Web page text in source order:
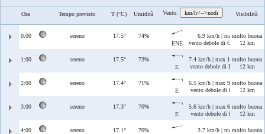
Ora Tempo previsto T (°C) Umidità Vento: km/h<-->nodi Visibilità
0:00 sereno 17.5°
74%
ENE
6.9 km/h | max 12 km/h
vento debole di Grecale/Levante
molto buona
12 km
1:00 sereno 17.5°
73%
E
7.4 km/h | max 12 km/h
vento debole di Levante
molto buona
12 km
2:00 sereno 17.4°
71%
E
6.5 km/h | max 9.2 km/h
vento debole di Levante
molto buona
12 km
3:00 sereno 17.3°
70%
E
5.6 km/h | max 6.5 km/h
vento debole di Levante
molto buona
12 km
4:00 sereno 17.1°
70%
3.7 km/h | max 4.4 km/h
molto buona